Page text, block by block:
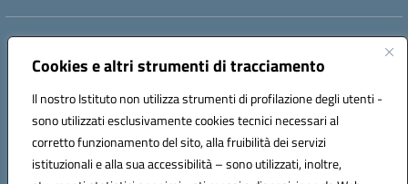
Cookies e altri strumenti di tracciamento
Il nostro Istituto non utilizza strumenti di profilazione degli utenti -
sono utilizzati esclusivamente cookies tecnici necessari al
corretto funzionamento del sito, alla fruibilità dei servizi
istituzionali e alla sua accessibilità – sono utilizzati, inoltre,
Indirizzo:
Centralino:089 201032 Email:saic88800v@istruzione.it
Codice fiscale: 80028930651
Codice meccanografico:
saic88800v
Codice unico di fatturazione (CUF): UFLEGP